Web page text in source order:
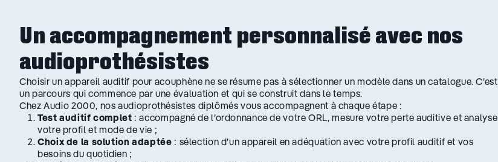
Un accompagnement personnalisé avec nos
audioprothésistes
Choisir un appareil auditif pour acouphène ne se résume pas à sélectionner un modèle dans un catalogue. C’est
un parcours qui commence par une évaluation et qui se construit dans le temps.
Chez Audio 2000, nos audioprothésistes diplômés vous accompagnent à chaque étape :
Test auditif complet : accompagné de l’ordonnance de votre ORL, mesure votre perte auditive et analyse
votre profil et mode de vie ;
Choix de la solution adaptée : sélection d’un appareil en adéquation avec votre profil auditif et vos
besoins du quotidien ;